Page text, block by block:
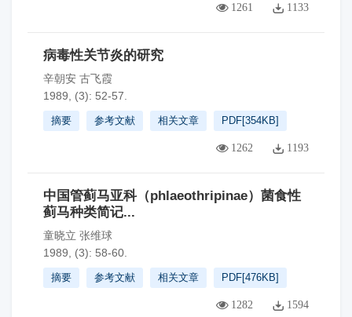
1261 1133
病毒性关节炎的研究
辛朝安 古飞霞
1989, (3): 52-57.
摘要 参考文献 相关文章 PDF[354KB]
1262 1193
中国管蓟马亚科（phlaeothripinae）菌食性
蓟马种类简记...
童晓立 张维球
1989, (3): 58-60.
摘要 参考文献 相关文章 PDF[476KB]
1282 1594